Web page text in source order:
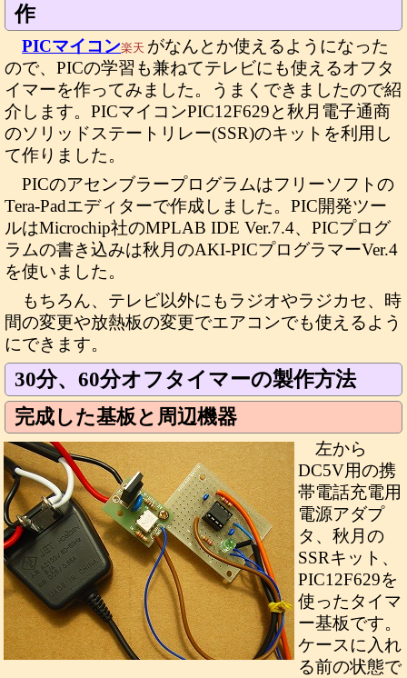
作
PICマイコン楽天 がなんとか使えるようになった
ので、PICの学習も兼ねてテレビにも使えるオフタ
イマーを作ってみました。うまくできましたので紹
介します。PICマイコンPIC12F629と秋月電子通商
のソリッドステートリレー(SSR)のキットを利用し
て作りました。
PICのアセンブラープログラムはフリーソフトの
Tera-Padエディターで作成しました。PIC開発ツー
ルはMicrochip社のMPLAB IDE Ver.7.4、PICプログ
ラムの書き込みは秋月のAKI-PICプログラマーVer.4
を使いました。
もちろん、テレビ以外にもラジオやラジカセ、時
間の変更や放熱板の変更でエアコンでも使えるよう
にできます。
30分、60分オフタイマーの製作方法
完成した基板と周辺機器
左から
DC5V用の携
帯電話充電用
電源アダプ
タ、秋月の
SSRキット、
PIC12F629を
使ったタイマ
ー基板です。
ケースに入れ
る前の状態で